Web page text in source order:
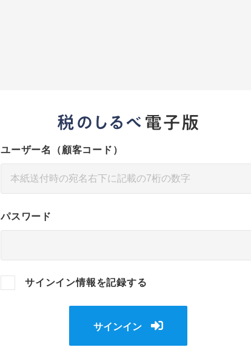
ユーザー名（顧客コード）
パスワード
サインイン情報を記録する
サインイン